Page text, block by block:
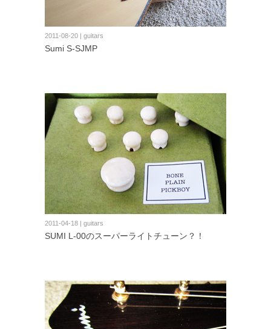
2011-08-20 | guitars
Sumi S-SJMP
2011-04-18 | guitars
SUMI L-00のスーパーライトチューン？！